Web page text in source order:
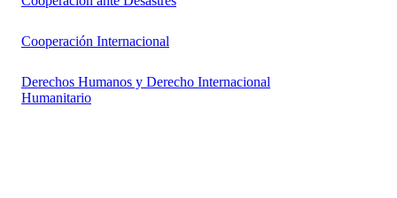
Cooperación Internacional
Derechos Humanos y Derecho Internacional
Humanitario